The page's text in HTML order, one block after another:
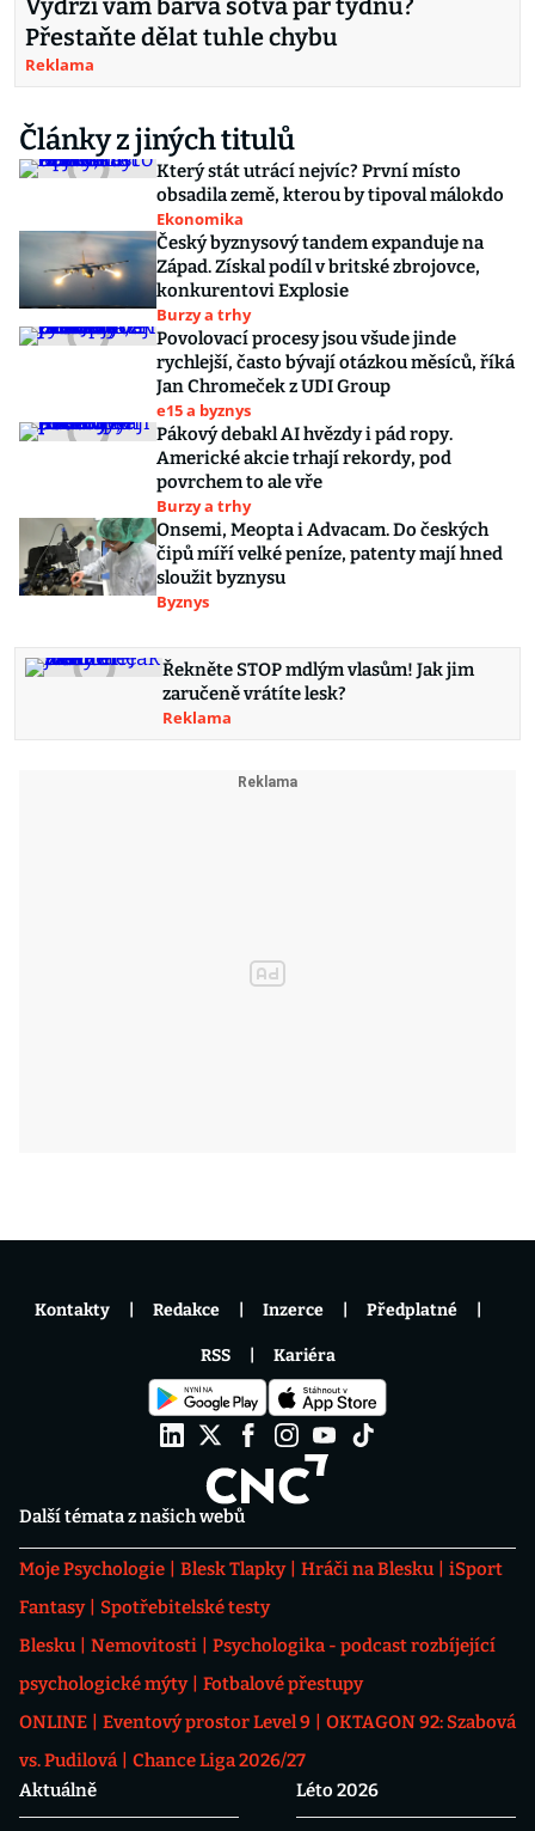
Vydrží vám barva sotva pár týdnů?
Přestaňte dělat tuhle chybu
Reklama
Články z jiných titulů
Který stát utrácí nejvíc? První místo
obsadila země, kterou by tipoval málokdo
Ekonomika
Český byznysový tandem expanduje na
Západ. Získal podíl v britské zbrojovce,
konkurentovi Explosie
Burzy a trhy
Povolovací procesy jsou všude jinde
rychlejší, často bývají otázkou měsíců, říká
Jan Chromeček z UDI Group
e15 a byznys
Pákový debakl AI hvězdy i pád ropy.
Americké akcie trhají rekordy, pod
povrchem to ale vře
Burzy a trhy
Onsemi, Meopta i Advacam. Do českých
čipů míří velké peníze, patenty mají hned
sloužit byznysu
Byznys
Řekněte STOP mdlým vlasům! Jak jim
zaručeně vrátíte lesk?
Reklama
Další témata z našich webů
Moje Psychologie Blesk Tlapky Hráči na Blesku
iSport
Fantasy
Spotřebitelské testy
Blesku
Nemovitosti
Psychologika - podcast rozbíjející
psychologické mýty
Fotbalové přestupy
ONLINE
Eventový prostor Level 9
OKTAGON 92: Szabová
vs. Pudilová
Chance Liga 2026/27
Aktuálně
Léto 2026
Kontakty Redakce Inzerce Předplatné
RSS Kariéra